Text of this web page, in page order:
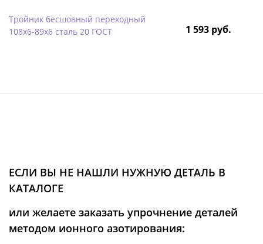
Тройник бесшовный переходный
108х6-89х6 сталь 20 ГОСТ
1 593 руб.
ЕСЛИ ВЫ НЕ НАШЛИ НУЖНУЮ ДЕТАЛЬ В
КАТАЛОГЕ
или желаете заказать упрочнение деталей
методом ионного азотирования: